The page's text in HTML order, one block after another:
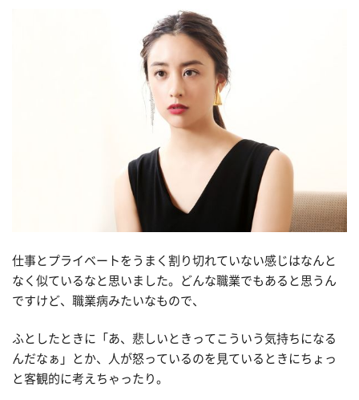
仕事とプライベートをうまく割り切れていない感じはなんと
なく似ているなと思いました。どんな職業でもあると思うん
ですけど、職業病みたいなもので、
ふとしたときに「あ、悲しいときってこういう気持ちになる
んだなぁ」とか、人が怒っているのを見ているときにちょっ
と客観的に考えちゃったり。